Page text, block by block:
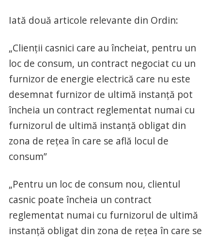
Iată două articole relevante din Ordin:
„Clienţii casnici care au încheiat, pentru un
loc de consum, un contract negociat cu un
furnizor de energie electrică care nu este
desemnat furnizor de ultimă instanţă pot
încheia un contract reglementat numai cu
furnizorul de ultimă instanţă obligat din
zona de reţea în care se află locul de
consum”
„Pentru un loc de consum nou, clientul
casnic poate încheia un contract
reglementat numai cu furnizorul de ultimă
instanţă obligat din zona de reţea în care se